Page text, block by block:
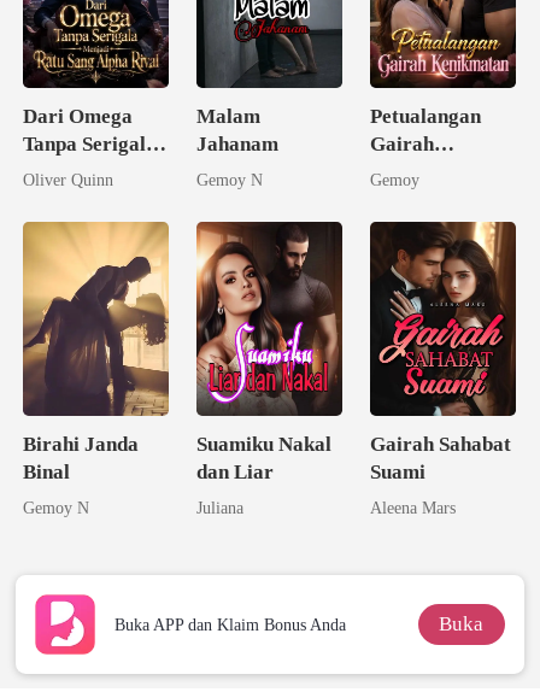
Dari Omega
Tanpa Serigala
Menjadi Ratu
Rival
Oliver Quinn
Malam
Jahanam
Gemoy N
Petualangan
Gairah
Kenikmatan
Gemoy
Birahi Janda
Binal
Gemoy N
Suamiku Nakal
dan Liar
Juliana
Gairah Sahabat
Suami
Aleena Mars
Buka APP dan Klaim Bonus Anda Buka